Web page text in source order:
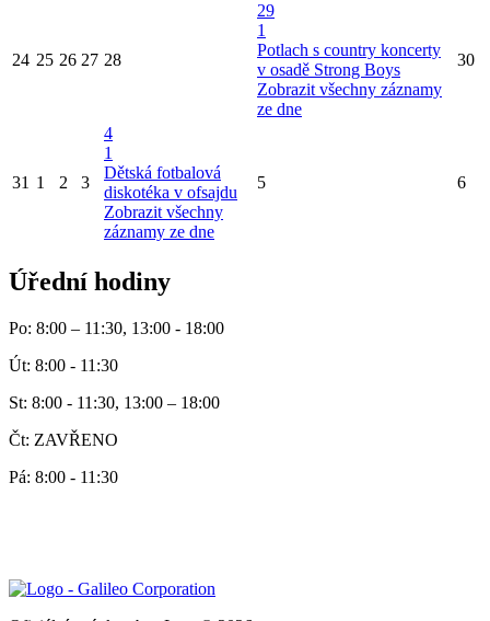
24 25 26 27 28
29
1
Potlach s country koncerty
v osadě Strong Boys
Zobrazit všechny záznamy
ze dne
30
31 1 2 3
4
1
Dětská fotbalová
diskotéka v ofsajdu
Zobrazit všechny
záznamy ze dne
5 6
Úřední hodiny
Po: 8:00 – 11:30, 13:00 - 18:00
Út: 8:00 - 11:30
St: 8:00 - 11:30, 13:00 – 18:00
Čt: ZAVŘENO
Pá: 8:00 - 11:30